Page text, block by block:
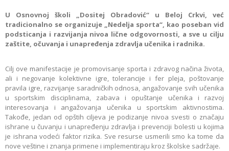
U Osnovnoj školi „Dositej Obradović“ u Beloj Crkvi, već
tradicionalno se organizuje „Nedelja sporta“, kao poseban vid
podsticanja i razvijanja nivoa lične odgovornosti, a sve u cilju
zaštite, očuvanja i unapređenja zdravlja učenika i radnika.
Cilj ove manifestacije je promovisanje sporta i zdravog načina života,
ali i negovanje kolektivne igre, tolerancije i fer pleja, poštovanje
pravila igre, razvijanje saradničkih odnosa, angažovanje svih učenika
u sportskim disciplinama, zabava i opuštanje učenika i razvoj
interesovanja i angažovanja učenika u sportskim aktivnostima.
Takođe, jedan od opštih ciljeva je podizanje nivoa svesti o značaju
ishrane u čuvanju i unapređenju zdravlja i prevenciji bolesti u kojima
je ishrana vodeći faktor rizika. Sve resurse usmerili smo ka tome da
nove veštine i znanja primene i implementiraju kroz školske sadržaje.